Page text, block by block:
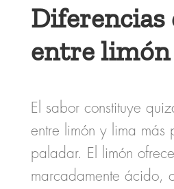
Diferencias
entre
El sabor constituye
entre limón y lima más
paladar. El limón
marcadamente ácido,